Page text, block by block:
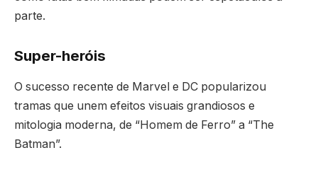
parte.
Super-heróis
O sucesso recente de Marvel e DC popularizou
tramas que unem efeitos visuais grandiosos e
mitologia moderna, de “Homem de Ferro” a “The
Batman”.